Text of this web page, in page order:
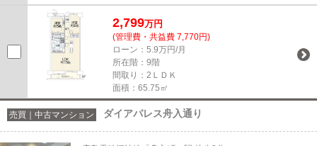
2,799万円
(管理費・共益費 7,770円)
ローン：5.9万円/月
所在階：9階
間取り：2ＬＤＫ
面積：65.75㎡
売買｜中古マンション ダイアパレス舟入通り